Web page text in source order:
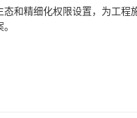
和精细化权限设置，为工程